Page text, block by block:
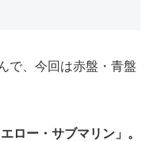
で、今回は赤盤・青盤
ロー・サブマリン」。